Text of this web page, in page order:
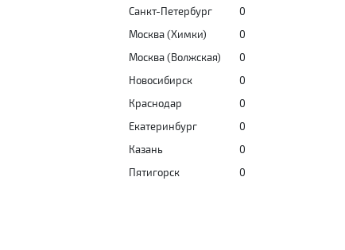
Санкт-Петербург
0
Москва (Химки)
0
Москва (Волжская)
0
Новосибирск
0
Краснодар
0
Екатеринбург
0
Казань
0
Пятигорск
0